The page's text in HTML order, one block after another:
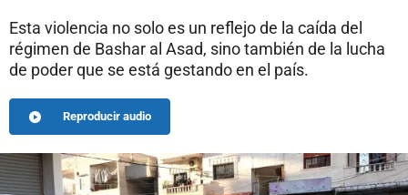
Esta violencia no solo es un reflejo de la caída del
régimen de Bashar al Asad, sino también de la lucha
de poder que se está gestando en el país.
Reproducir audio